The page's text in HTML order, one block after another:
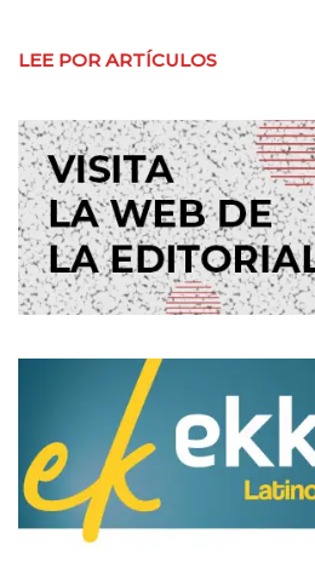
LEE POR ARTÍCULOS